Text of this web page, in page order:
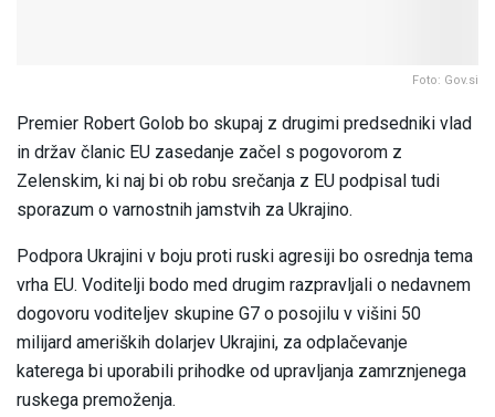
Foto: Gov.si
Premier Robert Golob bo skupaj z drugimi predsedniki vlad
in držav članic EU zasedanje začel s pogovorom z
Zelenskim, ki naj bi ob robu srečanja z EU podpisal tudi
sporazum o varnostnih jamstvih za Ukrajino.
Podpora Ukrajini v boju proti ruski agresiji bo osrednja tema
vrha EU. Voditelji bodo med drugim razpravljali o nedavnem
dogovoru voditeljev skupine G7 o posojilu v višini 50
milijard ameriških dolarjev Ukrajini, za odplačevanje
katerega bi uporabili prihodke od upravljanja zamrznjenega
ruskega premoženja.